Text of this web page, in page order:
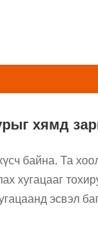
хямд
байна. Та
хугацааг
эсвэл